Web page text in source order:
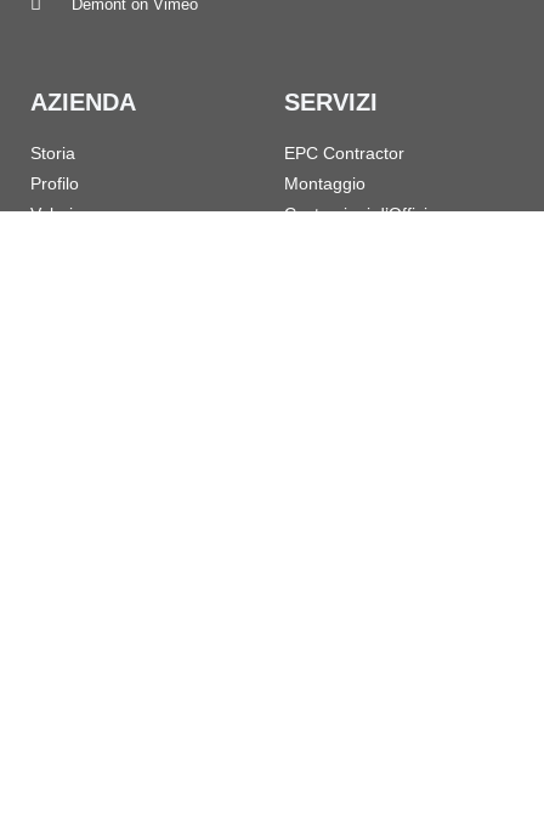
Demont on Vimeo
AZIENDA
Storia
Profilo
Valori
SERVIZI
EPC Contractor
Montaggio
Costruzioni d’Officina